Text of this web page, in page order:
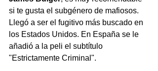
si te gusta el subgénero de mafiosos.
Llegó a ser el fugitivo más buscado en
los Estados Unidos. En España se le
añadió a la peli el subtítulo
"Estrictamente Criminal".